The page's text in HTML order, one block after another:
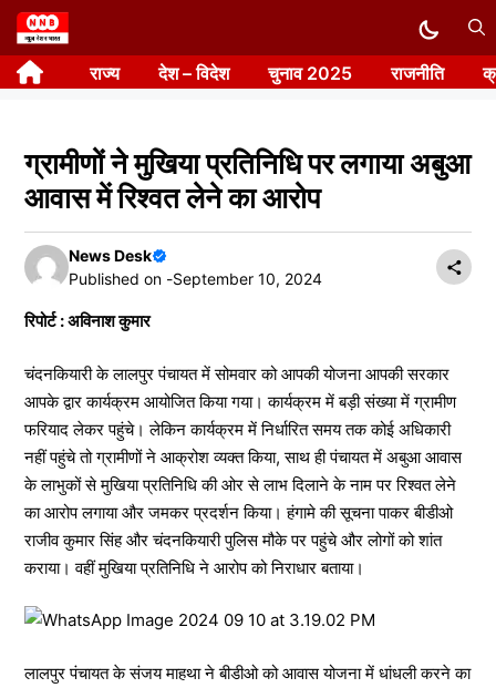
Skip
to
content राज्य देश – विदेश चुनाव 2025 राजनीति
ग्रामीणों ने मुखिया प्रतिनिधि पर लगाया अबुआ
आवास में रिश्वत लेने का आरोप
News Desk
Published on -September 10, 2024
रिपोर्ट : अविनाश कुमार
चंदनकियारी के लालपुर पंचायत में सोमवार को आपकी योजना आपकी सरकार
आपके द्वार कार्यक्रम आयोजित किया गया। कार्यक्रम में बड़ी संख्या में ग्रामीण
फरियाद लेकर पहुंचे। लेकिन कार्यक्रम में निर्धारित समय तक कोई अधिकारी
नहीं पहुंचे तो ग्रामीणों ने आक्रोश व्यक्त किया, साथ ही पंचायत में अबुआ आवास
के लाभुकों से मुखिया प्रतिनिधि की ओर से लाभ दिलाने के नाम पर रिश्वत लेने
का आरोप लगाया और जमकर प्रदर्शन किया। हंगामे की सूचना पाकर बीडीओ
राजीव कुमार सिंह और चंदनकियारी पुलिस मौके पर पहुंचे और लोगों को शांत
कराया। वहीं मुखिया प्रतिनिधि ने आरोप को निराधार बताया।
लालपुर पंचायत के संजय माहथा ने बीडीओ को आवास योजना में धांधली करने का